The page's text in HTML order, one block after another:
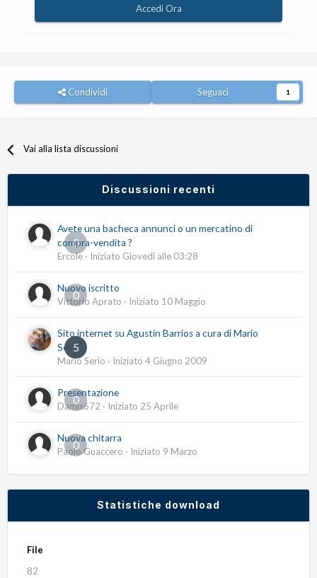
Accedi Ora
Condividi Seguaci 1
Vai alla lista discussioni
Discussioni recenti
0
Avete una bacheca annunci o un mercatino di
compra-vendita ?
Ercole · Iniziato Giovedì alle 03:28
0
Nuovo iscritto
Vittorio Aprato · Iniziato 10 Maggio
5
Sito internet su Agustín Barrios a cura di Mario
Serio
Mario Serio · Iniziato 4 Giugno 2009
0
Presentazione
Damis672 · Iniziato 25 Aprile
0
Nuova chitarra
Paolo Guaccero · Iniziato 9 Marzo
Statistiche download
File
82